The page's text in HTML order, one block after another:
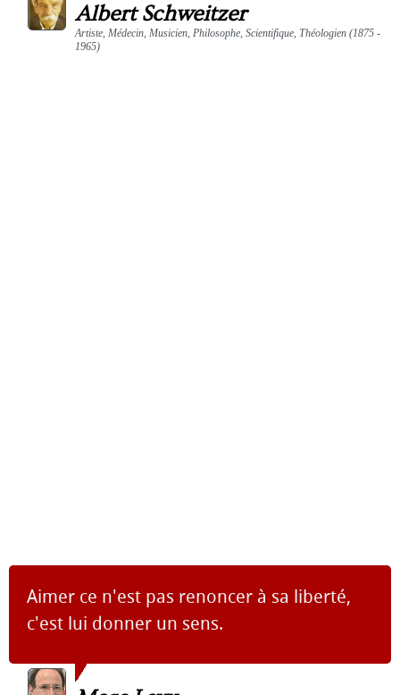
Albert Schweitzer
Artiste, Médecin, Musicien, Philosophe, Scientifique, Théologien (1875 -
1965)
Aimer ce n'est pas renoncer à sa liberté,
c'est lui donner un sens.